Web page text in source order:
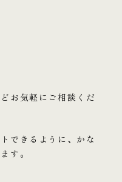
お気軽にご相談くだ
できるように、かな
す。